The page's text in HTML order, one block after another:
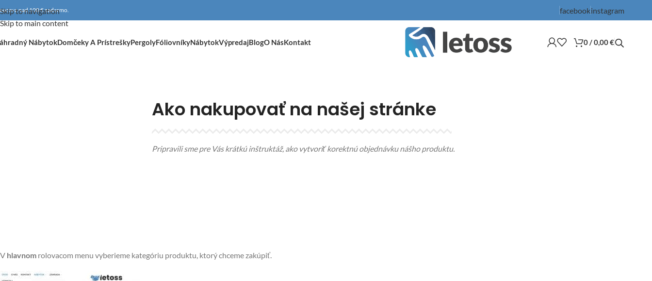
Skip to navigation
Skip to main content
nad 100 € zadarmo. facebookinstagram
NábytokDomčeky A PrístreškyPergolyFóliovníkyNábytokVýpredajBlogO NásKontakt 0 /0,00€
Ako nakupovať na našej stránke
Pripravili sme pre Vás krátkú inštruktáž, ako vytvoriť korektnú objednávku nášho produktu.
V hlavnom rolovacom menu vyberieme kategóriu produktu, ktorý chceme zakúpiť.